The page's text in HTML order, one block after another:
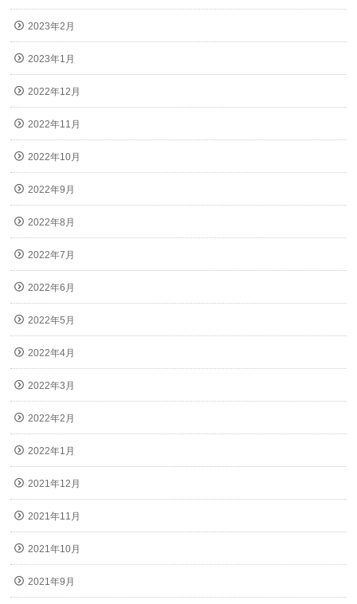
2023年2月
2023年1月
2022年12月
2022年11月
2022年10月
2022年9月
2022年8月
2022年7月
2022年6月
2022年5月
2022年4月
2022年3月
2022年2月
2022年1月
2021年12月
2021年11月
2021年10月
2021年9月